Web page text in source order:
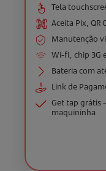
Tela
Aceita Pix, QR
Manutenção
Wi-fi, chip 3G
Bateria com
Link de
Get tap grátis
maquininha